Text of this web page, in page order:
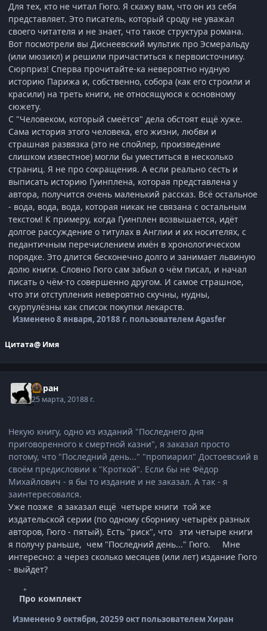
Для тех, кто не читал Гюго. Я скажу вам, что он из себя
представляет. Это писатель, который сроду не уважал
своего читателя и не знает, что такое структура романа.
Вот посмотрели вы Диснеевский мультик про Эсмеральду
(или мюзикл) и решили причаститься к первоисточнику.
Сюрприз! Сперва прочитайте-ка невероятно нудную
историю Парижа и, собственно, собора (как его строили и
красили) на треть книги, не относящуюся к основному
сюжету.
С "Человеком, который смеётся" дела обстоят ещё хуже.
Сама история этого человека, его жизни, любви и
страшная развязка (это не спойлер, произведение
слишком известное) могли бы уместиться в несколько
страниц. Я не про сокращения. А если реально сесть и
выписать историю Гуинплена, которая представлена у
автора, получится очень маленький рассказ. Всё остальное
- вода, вода, вода, которая никак не связана с остальным
текстом! К примеру, когда Гуинплен возвышается, идёт
долгое рассуждение о титулах в Англии и их носителях, с
педантичным перечислением имён в хронологическом
порядке. Это длится бесконечно долго и занимает львиную
долю книги. Словно Гюго сам забыл о чём писал, и начал
писать о чём-то совершенно другом. И самое страшное,
что эти отступления невероятно скучны, нудны,
скурпулёзны как список покупки лекарств.
Изменено8 января, 20188 г. пользователем Agasfer
Цитата@ Имя
Хиран
25 марта, 20188 г.
Некую книгу, одно из изданий "Последнего дня
приговоренного к смертной казни", я заказал просто
потому, что "Последний день..." "пропиарил" Достоевский в
своём предисловии к "Кроткой". Если бы не Фёдор
Михайлович - я бы то издание и не заказал. А так - я
заинтересовался.
Уже позже я заказал ещё четыре книги той же
издательской серии (по одному сборнику четырёх разных
авторов, Гюго - пятый). Есть "риск", что эти четыре книги
я получу раньше, чем "Последний день..." Гюго. Мне
интересно: а через сколько месяцев (или лет) издание Гюго
- выйдет?
Про комплект
Изменено9 октября, 20259 октпользователем Хиран